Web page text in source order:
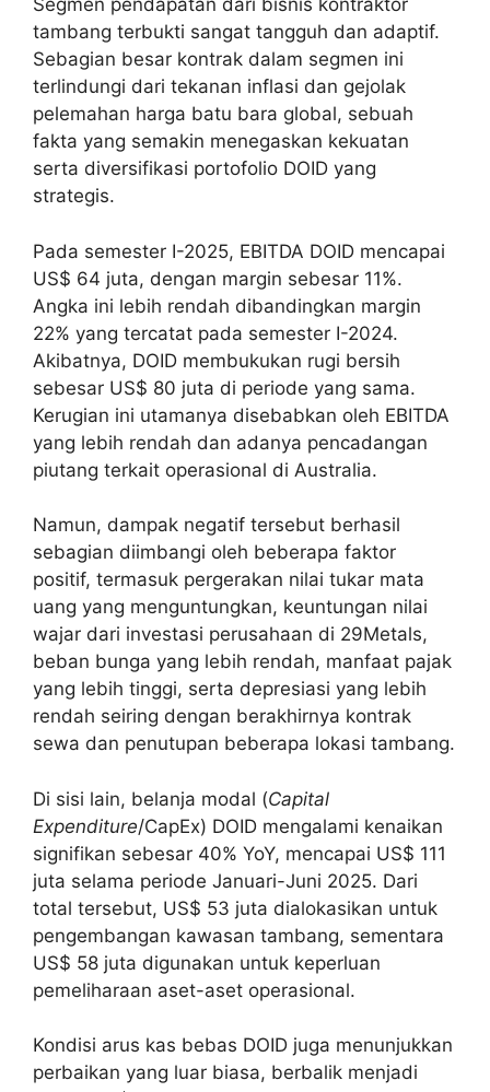
Segmen pendapatan dari bisnis kontraktor
tambang terbukti sangat tangguh dan adaptif.
Sebagian besar kontrak dalam segmen ini
terlindungi dari tekanan inflasi dan gejolak
pelemahan harga batu bara global, sebuah
fakta yang semakin menegaskan kekuatan
serta diversifikasi portofolio DOID yang
strategis.
Pada semester I-2025, EBITDA DOID mencapai
US$ 64 juta, dengan margin sebesar 11%.
Angka ini lebih rendah dibandingkan margin
22% yang tercatat pada semester I-2024.
Akibatnya, DOID membukukan rugi bersih
sebesar US$ 80 juta di periode yang sama.
Kerugian ini utamanya disebabkan oleh EBITDA
yang lebih rendah dan adanya pencadangan
piutang terkait operasional di Australia.
Namun, dampak negatif tersebut berhasil
sebagian diimbangi oleh beberapa faktor
positif, termasuk pergerakan nilai tukar mata
uang yang menguntungkan, keuntungan nilai
wajar dari investasi perusahaan di 29Metals,
beban bunga yang lebih rendah, manfaat pajak
yang lebih tinggi, serta depresiasi yang lebih
rendah seiring dengan berakhirnya kontrak
sewa dan penutupan beberapa lokasi tambang.
Di sisi lain, belanja modal (Capital
Expenditure/CapEx) DOID mengalami kenaikan
signifikan sebesar 40% YoY, mencapai US$ 111
juta selama periode Januari-Juni 2025. Dari
total tersebut, US$ 53 juta dialokasikan untuk
pengembangan kawasan tambang, sementara
US$ 58 juta digunakan untuk keperluan
pemeliharaan aset-aset operasional.
Kondisi arus kas bebas DOID juga menunjukkan
perbaikan yang luar biasa, berbalik menjadi